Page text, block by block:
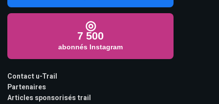
◎
7 500
abonnés Instagram
Contact u-Trail
Partenaires
Articles sponsorisés trail